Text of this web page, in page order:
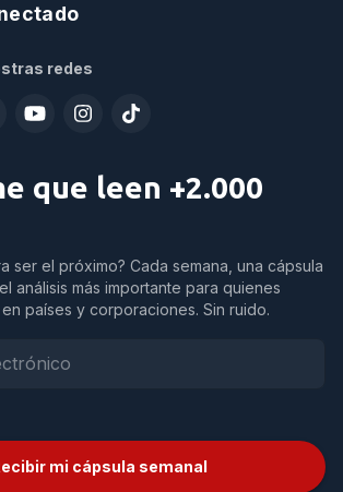
redes
que leen +2.000
ser el próximo? Cada semana, una cápsula
análisis más importante para quienes
países y corporaciones. Sin ruido.
mi cápsula semanal